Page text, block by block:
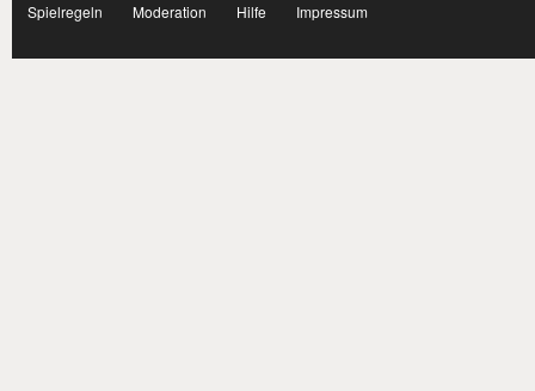
Spielregeln Moderation Hilfe Impressum